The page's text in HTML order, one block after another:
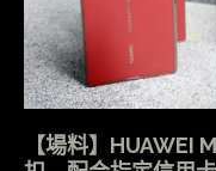
【場料】HUAWEI